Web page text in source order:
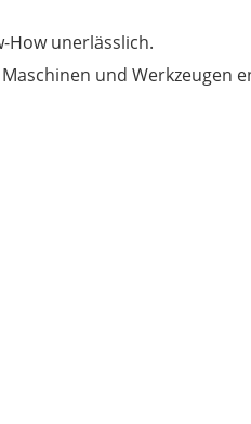
How unerlässlich.
und Werkzeugen